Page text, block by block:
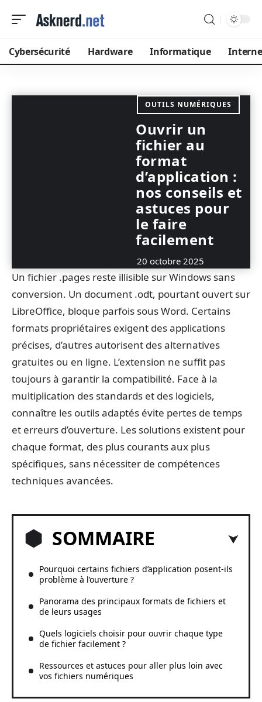
Cybersécurité Hardware Informatique
OUTILS NUMÉRIQUES
Ouvrir un
fichier au
format
d’application :
nos conseils et
astuces pour
le faire
facilement
20 octobre 2025
Un fichier .pages reste illisible sur Windows sans
conversion. Un document .odt, pourtant ouvert sur
LibreOffice, bloque parfois sous Word. Certains
formats propriétaires exigent des applications
précises, d’autres autorisent des alternatives
gratuites ou en ligne. L’extension ne suffit pas
toujours à garantir la compatibilité. Face à la
multiplication des standards et des logiciels,
connaître les outils adaptés évite pertes de temps
et erreurs d’ouverture. Les solutions existent pour
chaque format, des plus courants aux plus
spécifiques, sans nécessiter de compétences
techniques avancées.
SOMMAIRE
Pourquoi certains fichiers d’application posent-ils
problème à l’ouverture ?
Panorama des principaux formats de fichiers et
de leurs usages
Quels logiciels choisir pour ouvrir chaque type
de fichier facilement ?
Ressources et astuces pour aller plus loin avec
vos fichiers numériques